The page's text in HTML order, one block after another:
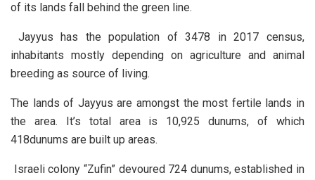
of its lands fall behind the green line.
Jayyus has the population of 3478 in 2017 census,
inhabitants mostly depending on agriculture and animal
breeding as source of living.
The lands of Jayyus are amongst the most fertile lands in
the area. It’s total area is 10,925 dunums, of which
418dunums are built up areas.
Israeli colony “Zufin” devoured 724 dunums, established in